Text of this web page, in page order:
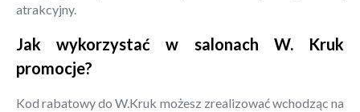
atrakcyjny.
Jak wykorzystać w salonach W. Kruk
promocje?
Kod rabatowy do W.Kruk możesz zrealizować wchodząc na